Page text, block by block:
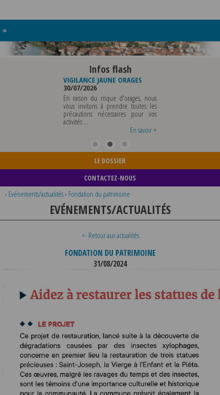
≡
Infos flash
VIGILANCE JAUNE ORAGES
30/07/2026
En raison du risque d'orages, nous
vous invitons à prendre toutes les
précautions nécessaires pour vos
activités ...
En savoir +
VIGILANCE JAUNE PIC DE
29/07/2026
Météo-France a
département du Rhône
vigilance jaune ...
LE DOSSIER
CONTACTEZ-NOUS
› Evénements/actualités› Fondation du patrimoine
EVÉNEMENTS/ACTUALITÉS
<- Retour aux actualités
FONDATION DU PATRIMOINE
31/08/2024